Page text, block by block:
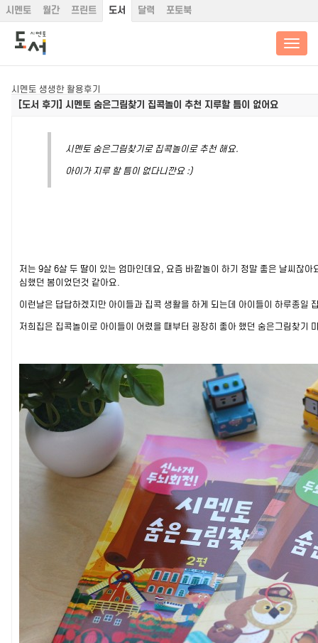
시멘토 월간 프린트 도서 달력 포토북
시멘토 생생한 활용후기
[도서 후기] 시멘토 숨은그림찾기 집콕놀이 추천 지루할 틈이 없어요
시멘토 숨은그림찾기로 집콕놀이로 추천 해요.
아이가 지루 할 틈이 없다니깐요 :)
저는 9살 6살 두 딸이 있는 엄마인데요, 요즘 바깥놀이 하기 정말 좋은 날씨잖
심했던 봄이었던것 같아요.
이런날은 답답하겠지만 아이들과 집콕 생활을 하게 되는데 아이들이 하루종일
저희집은 집콕놀이로 아이들이 어렸을 때부터 굉장히 좋아 했던 숨은그림찾기